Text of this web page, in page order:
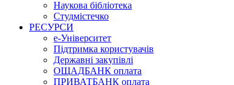
Наукова бібліотека
Студмістечко
РЕСУРСИ
е-Університет
Підтримка користувачів
Державні закупівлі
ОЩАДБАНК оплата
ПРИВАТБАНК оплата